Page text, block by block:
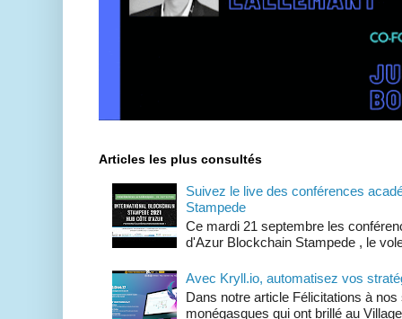
Articles les plus consultés
Suivez le live des conférences
Stampede
Ce mardi 21 septembre les
d'Azur Blockchain Stampede , le
Avec Kryll.io, automatisez vos
Dans notre article Félicitations à
monégasques qui ont brillé au